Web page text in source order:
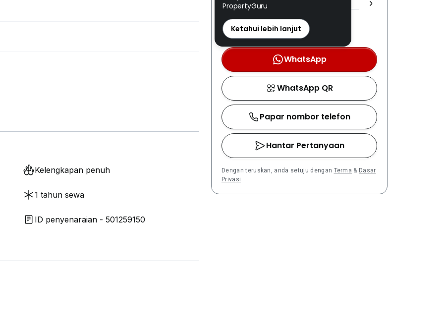
Kelengkapan penuh
1 tahun sewa
ID penyenaraian - 501259150
REN: 13649 disahkan
Nombor berdaftar LPEPH
disahkan melalui OTP
WhatsApp
WhatsApp QR
Papar nombor telefon
Hantar Pertanyaan
Dengan teruskan, anda setuju dengan Terma & Dasar
Privasi
PropertyGuru
Ketahui lebih lanjut